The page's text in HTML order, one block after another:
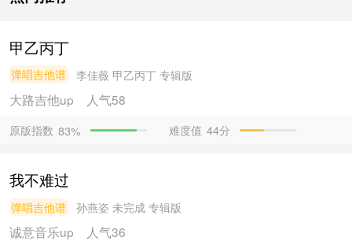
甲乙丙丁
弹唱吉他谱 李佳薇 甲乙丙丁 专辑版
大路吉他up 人气58
原版指数 83% 难度值 44分
我不难过
弹唱吉他谱 孙燕姿 未完成 专辑版
诚意音乐up 人气36